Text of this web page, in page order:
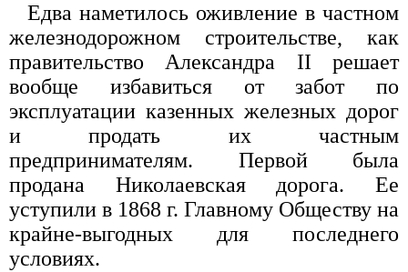
Едва наметилось оживление в частном
железнодорожном строительстве, как
правительство Александра II решает
вообще избавиться от забот по
эксплуатации казенных железных дорог
и продать их частным
предпринимателям. Первой была
продана Николаевская дорога. Ее
уступили в 1868 г. Главному Обществу на
крайне-выгодных для последнего
условиях.